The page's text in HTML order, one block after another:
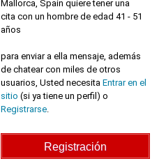
Mallorca, Spain quiere tener una
cita con un hombre de edad 41 - 51
años
para enviar a ella mensaje, además
de chatear con miles de otros
usuarios, Usted necesita Entrar en el
sitio (si ya tiene un perfil) o
Registrarse.